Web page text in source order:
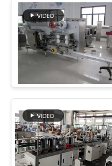
PRIVACY
POLICY